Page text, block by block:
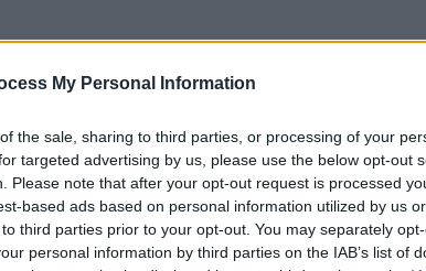
My Personal Information
the sale, sharing to third parties, or processing of your
targeted advertising by us, please use the below opt-out
Please note that after your opt-out request is processed
based ads based on personal information utilized by us
third parties prior to your opt-out. You may separately
personal information by third parties on the IAB’s list of